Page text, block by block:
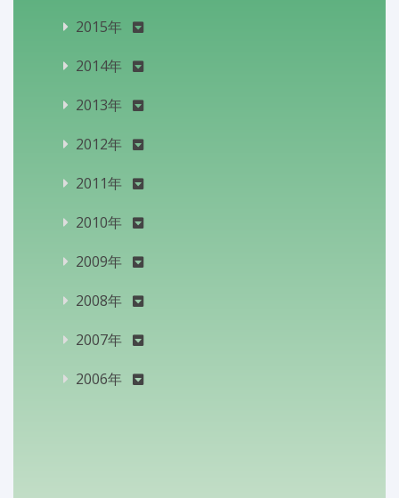
2015年
2014年
2013年
2012年
2011年
2010年
2009年
2008年
2007年
2006年